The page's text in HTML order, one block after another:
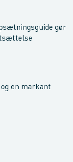
gør
en markant